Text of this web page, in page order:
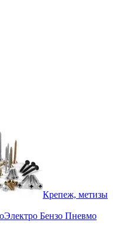
Крепеж, метизы
Электро Бензо Пневмо